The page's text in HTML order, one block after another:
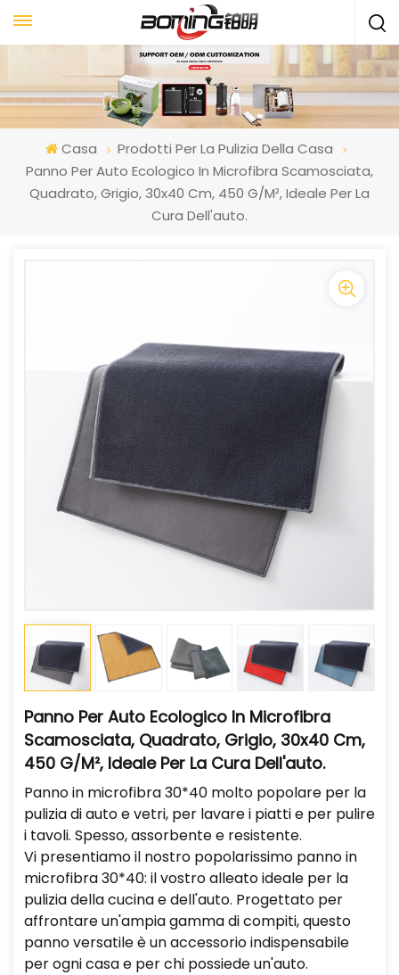
Casa
Prodotti Per La Pulizia Della Casa
Panno Per Auto Ecologico In Microfibra Scamosciata,
Quadrato, Grigio, 30x40 Cm, 450 G/m², Ideale Per La
Cura Dell'auto.
Panno Per Auto Ecologico In Microfibra
Scamosciata, Quadrato, Grigio, 30x40 Cm,
450 G/m², Ideale Per La Cura Dell'auto.
Panno in microfibra 30*40 molto popolare per la
pulizia di auto e vetri, per lavare i piatti e per pulire
i tavoli. Spesso, assorbente e resistente.
Vi presentiamo il nostro popolarissimo panno in
microfibra 30*40: il vostro alleato ideale per la
pulizia della cucina e dell'auto. Progettato per
affrontare un'ampia gamma di compiti, questo
panno versatile è un accessorio indispensabile
per ogni casa e per chi possiede un'auto.